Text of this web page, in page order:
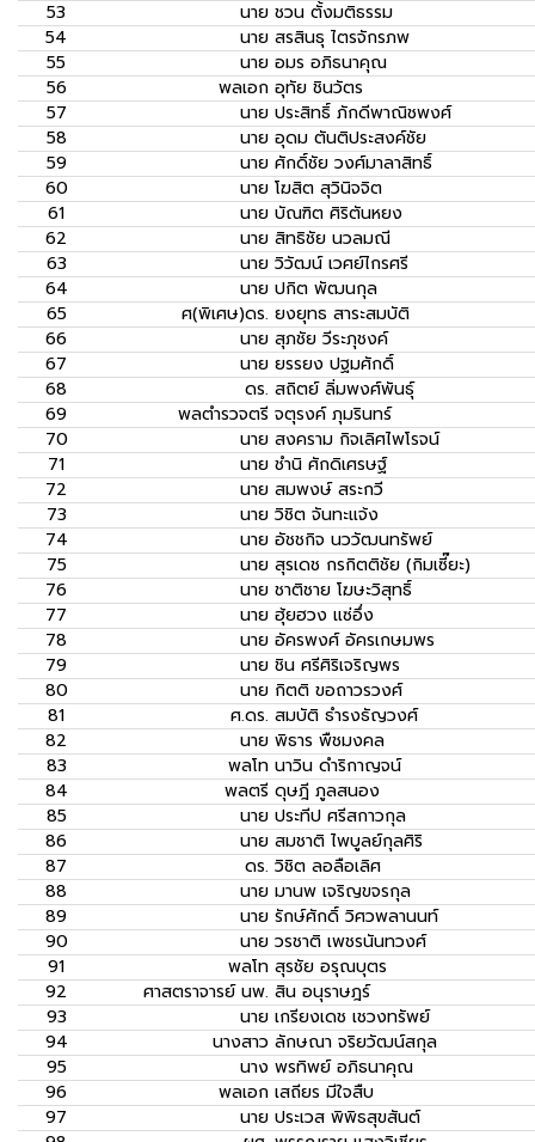
53
นาย ชวน ตั้งมติธรรม
54
นาย สรสินธุ ไตรจักรภพ
55
นาย อมร อภิธนาคุณ
56
พลเอก อุทัย ชินวัตร
57
นาย ประสิทธิ์ ภักดีพาณิชพงศ์
58
นาย อุดม ตันติประสงค์ชัย
59
นาย ศักดิ์ชัย วงศ์มาลาสิทธิ์
60
นาย โฆสิต สุวินิจจิต
61
นาย บัณฑิต ศิริตันหยง
62
นาย สิทธิชัย นวลมณี
63
นาย วิวัฒน์ เวศย์ไกรศรี
64
นาย ปกิต พัฒนกุล
65
ศ(พิเศษ)ดร. ยงยุทธ สาระสมบัติ
66
นาย สุภชัย วีระภุชงค์
67
นาย ยรรยง ปฐมศักดิ์
68
ดร. สถิตย์ ลิ่มพงศ์พันธุ์
69
พลตำรวจตรี จตุรงค์ ภุมรินทร์
70
นาย สงคราม กิจเลิศไพโรจน์
71
นาย ชำนิ ศักดิเศรษฐ์
72
นาย สมพงษ์ สระกวี
73
นาย วิชิต จันทะแจ้ง
74
นาย อัชชกิจ นววัฒนทรัพย์
75
นาย สุรเดช กรกิตติชัย (กิมเซี๊ยะ)
76
นาย ชาติชาย โฆษะวิสุทธิ์
77
นาย ฮุ้ยฮวง แซ่อึ่ง
78
นาย อัครพงศ์ อัครเกษมพร
79
นาย ชิน ศรีศิริเจริญพร
80
นาย กิตติ ขอถาวรวงศ์
81
ศ.ดร. สมบัติ ธำรงธัญวงศ์
82
นาย พิธาร พืชมงคล
83
พลโท นาวิน ดำริกาญจน์
84
พลตรี ดุษฎี ภูลสนอง
85
นาย ประทีป ศรีสกาวกุล
86
นาย สมชาติ ไพบูลย์กุลศิริ
87
ดร. วิชิต ลอลือเลิศ
88
นาย มานพ เจริญขจรกุล
89
นาย รักษ์ศักดิ์ วิศวพลานนท์
90
นาย วรชาติ เพชรนันทวงศ์
91
พลโท สุรชัย อรุณบุตร
92
ศาสตราจารย์ นพ. สิน อนุราษฎร์
93
นาย เกรียงเดช เชวงทรัพย์
94
นางสาว ลักษณา จริยวัฒน์สกุล
95
นาง พรทิพย์ อภิธนาคุณ
96
พลเอก เสถียร มีใจสืบ
97
นาย ประเวส พิพิธสุขสันต์